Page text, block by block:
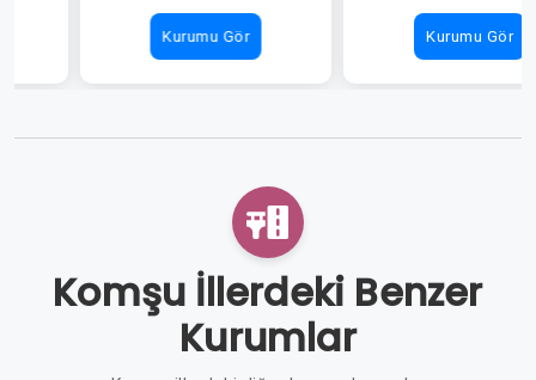
Kurumu Gör Kurumu Gör
Komşu İllerdeki Benzer
Kurumlar